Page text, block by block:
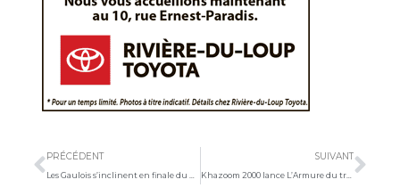
PRÉCÉDENT
Les Gaulois s’inclinent en finale du Bol d’Or
SUIVANT
Khazoom 2000 lance L’Armure du travailleur à La Pocatière